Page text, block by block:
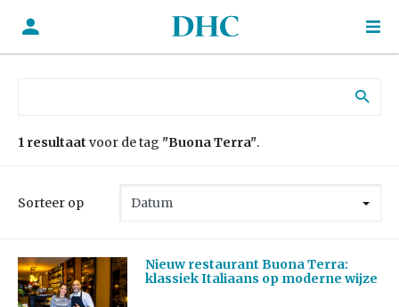
1 resultaat voor de tag "Buona Terra".
Sorteer op
Nieuw restaurant Buona Terra:
klassiek Italiaans op moderne wijze